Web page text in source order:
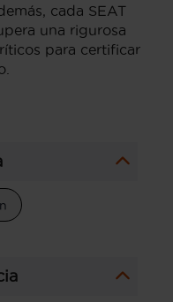
cada SEAT
una rigurosa
para certificar